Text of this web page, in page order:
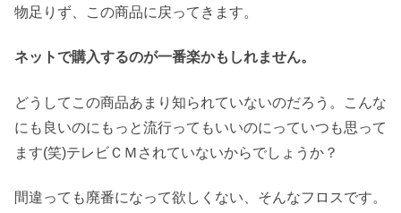
物足りず、この商品に戻ってきます。
ネットで購入するのが一番楽かもしれません。
どうしてこの商品あまり知られていないのだろう。こんな
にも良いのにもっと流行ってもいいのにっていつも思って
ます(笑)テレビＣＭされていないからでしょうか？
間違っても廃番になって欲しくない、そんなフロスです。